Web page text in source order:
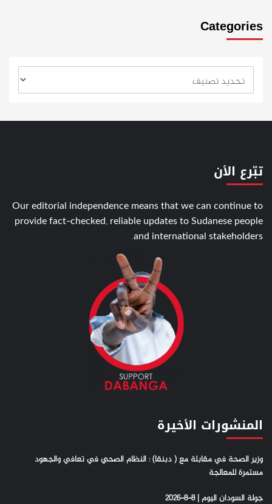
Categories
تبّرع الأن
Our editorial independence means that we can continue to
provide fact-checked, reliable updates to Sudanese people
and international stakeholders.
المنشورات الأخيرة
وزير الصحة في مقابلة مع ( دبنقا) : النظام الصحي في تعافي والجهود
مستمرة للمعالجة
جولة السودان اليوم | 8-8-2026